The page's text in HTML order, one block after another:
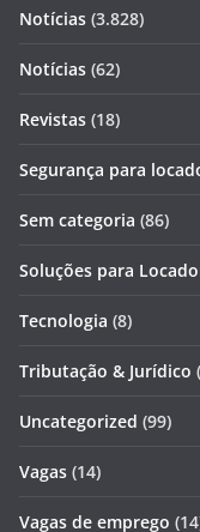
Notícias (3.828)
Notícias (62)
Revistas (18)
Segurança para
Sem categoria (86)
Soluções para
Tecnologia (8)
Tributação & Jurídico
Uncategorized (99)
Vagas (14)
Vagas de emprego